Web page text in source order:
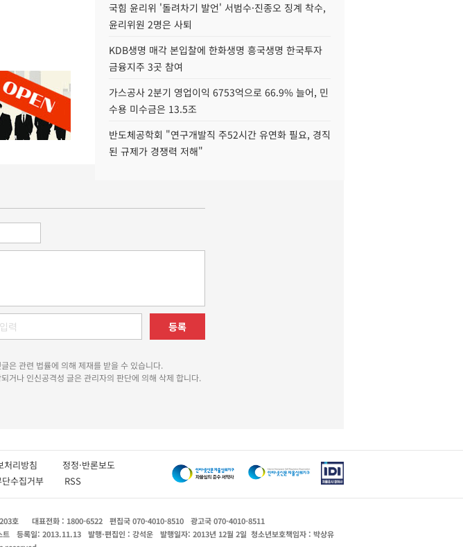
국힘 윤리위 '돌려차기 발언' 서범수·진종오 징계 착수,
윤리위원 2명은 사퇴
KDB생명 매각 본입찰에 한화생명 흥국생명 한국투자
금융지주 3곳 참여
가스공사 2분기 영업이익 6753억으로 66.9% 늘어, 민
수용 미수금은 13.5조
반도체공학회 "연구개발직 주52시간 유연화 필요, 경직
된 규제가 경쟁력 저해"
등록
은 관련 법률에 의해 제재를 받을 수 있습니다.
거나 인신공격성 글은 관리자의 판단에 의해 삭제 합니다.
보처리방침 정정·반론보도
수집거부 RSS
호 대표전화 : 1800-6522 편집국 070-4010-8510
광고국 070-4010-8511
트 등록일: 2013.11.13 발행·편집인 : 강석운 발행일자: 2013년 12월 2일 청소년보호책임자 : 박상유